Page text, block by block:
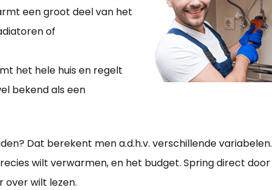
een groot deel van het
of
het hele huis en regelt
bekend als een
Dat berekent men a.d.h.v. verschillende variabelen.
wilt verwarmen, en het budget. Spring direct door
over wilt lezen.